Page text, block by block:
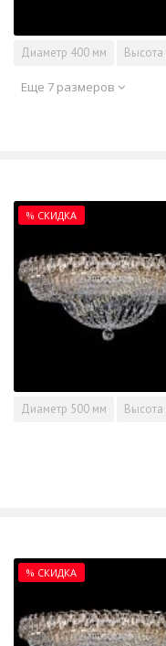
Диаметр 400 мм Высота
Еще 7 размеров
% СКИДКА
Диаметр 500 мм Высота
% СКИДКА